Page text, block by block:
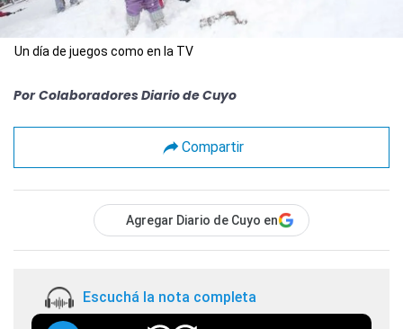
Un día de juegos como en la TV
Por Colaboradores Diario de Cuyo
Compartir
Agregar Diario de Cuyo en
Escuchá la nota completa